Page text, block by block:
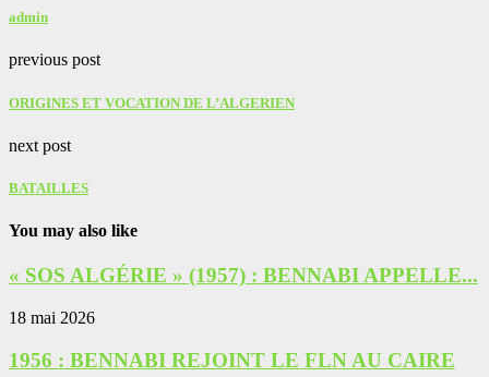
admin
previous post
ORIGINES ET VOCATION DE L’ALGERIEN
next post
BATAILLES
You may also like
« SOS ALGÉRIE » (1957) : BENNABI APPELLE...
18 mai 2026
1956 : BENNABI REJOINT LE FLN AU CAIRE